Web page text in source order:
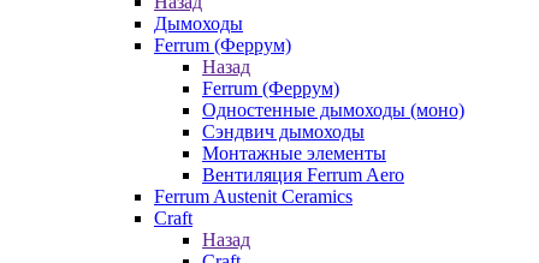
Дымоходы
Ferrum (Феррум)
Назад
Ferrum (Феррум)
Одностенные дымоходы (моно)
Сэндвич дымоходы
Монтажные элементы
Вентиляция Ferrum Aero
Ferrum Austenit Ceramics
Craft
Назад